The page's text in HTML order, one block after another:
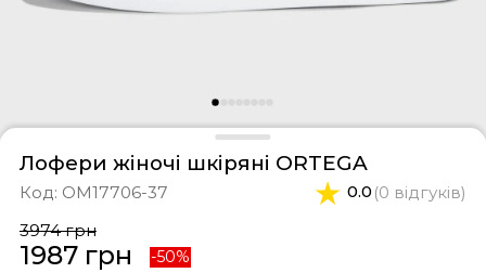
Лофери жіночі шкіряні ORTEGA
Код: OM17706-37 0.0 (0 відгуків)
3974 грн
1987 грн -50%